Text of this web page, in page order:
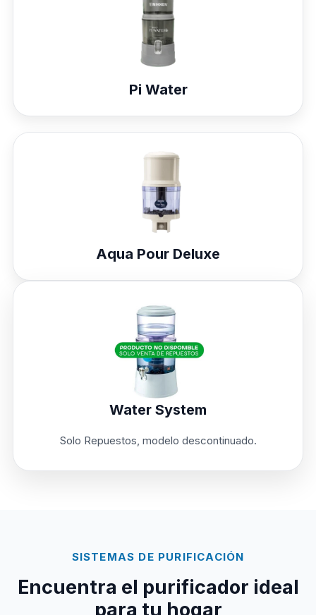
Pi Water
Aqua Pour Deluxe
Water System
Solo Repuestos, modelo descontinuado.
SISTEMAS DE PURIFICACIÓN
Encuentra el purificador ideal
para tu hogar